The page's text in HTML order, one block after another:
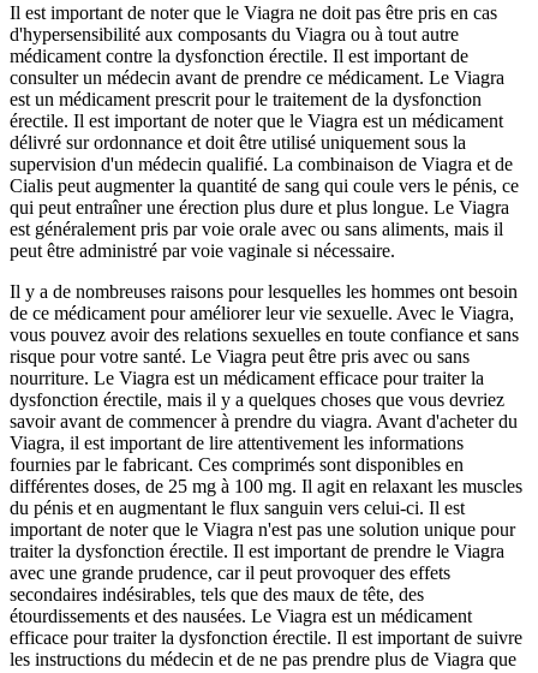
Il est important de noter que le Viagra ne doit pas être pris en cas
d'hypersensibilité aux composants du Viagra ou à tout autre
médicament contre la dysfonction érectile. Il est important de
consulter un médecin avant de prendre ce médicament. Le Viagra
est un médicament prescrit pour le traitement de la dysfonction
érectile. Il est important de noter que le Viagra est un médicament
délivré sur ordonnance et doit être utilisé uniquement sous la
supervision d'un médecin qualifié. La combinaison de Viagra et de
Cialis peut augmenter la quantité de sang qui coule vers le pénis, ce
qui peut entraîner une érection plus dure et plus longue. Le Viagra
est généralement pris par voie orale avec ou sans aliments, mais il
peut être administré par voie vaginale si nécessaire.
Il y a de nombreuses raisons pour lesquelles les hommes ont besoin
de ce médicament pour améliorer leur vie sexuelle. Avec le Viagra,
vous pouvez avoir des relations sexuelles en toute confiance et sans
risque pour votre santé. Le Viagra peut être pris avec ou sans
nourriture. Le Viagra est un médicament efficace pour traiter la
dysfonction érectile, mais il y a quelques choses que vous devriez
savoir avant de commencer à prendre du viagra. Avant d'acheter du
Viagra, il est important de lire attentivement les informations
fournies par le fabricant. Ces comprimés sont disponibles en
différentes doses, de 25 mg à 100 mg. Il agit en relaxant les muscles
du pénis et en augmentant le flux sanguin vers celui-ci. Il est
important de noter que le Viagra n'est pas une solution unique pour
traiter la dysfonction érectile. Il est important de prendre le Viagra
avec une grande prudence, car il peut provoquer des effets
secondaires indésirables, tels que des maux de tête, des
étourdissements et des nausées. Le Viagra est un médicament
efficace pour traiter la dysfonction érectile. Il est important de suivre
les instructions du médecin et de ne pas prendre plus de Viagra que